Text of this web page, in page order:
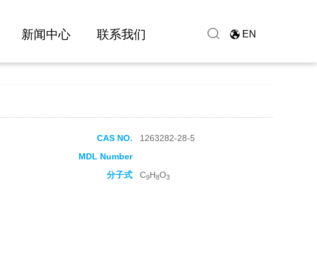
新闻中心 联系我们 EN
CAS NO.
1263282-28-5
MDL Number
分子式 C9H8O3